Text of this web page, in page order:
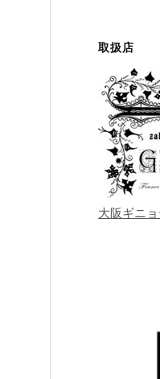
ー
取扱店
大阪ギニ